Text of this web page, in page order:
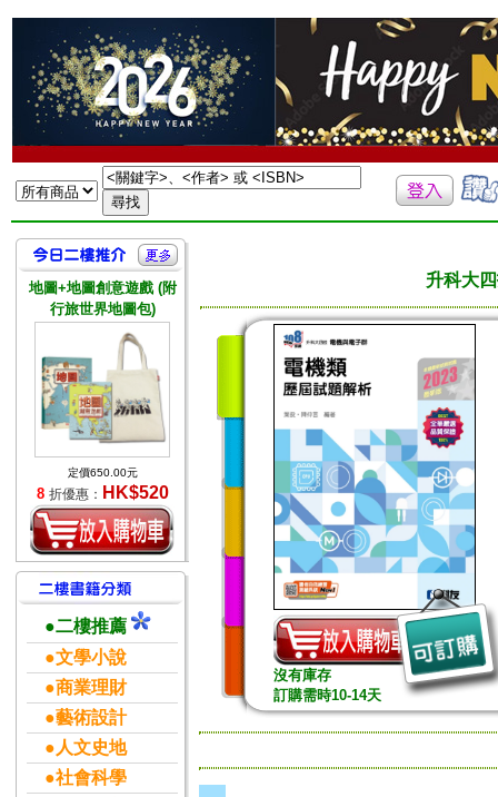
地圖+地圖創意遊戲 (附
行旅世界地圖包)
定價650.00元
8 折優惠： HK$520
●二樓推薦
●文學小說
●商業理財
●藝術設計
●人文史地
●社會科學
升科大
沒有庫存
訂購需時10-14天